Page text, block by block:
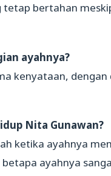
bertahan
ayahnya?
kenyataan,
Nita Gunawan?
ketika ayahnya
ayahnya